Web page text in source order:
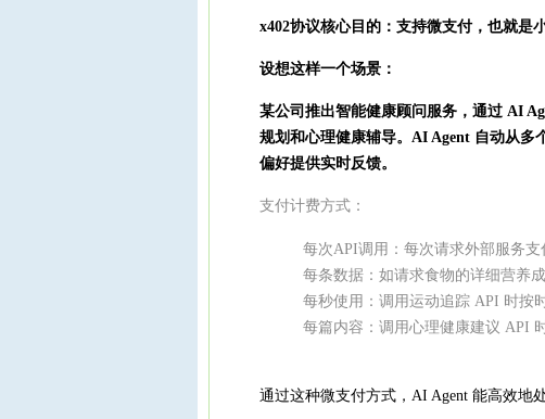
x402协议核心目的： 支持微支付，也就是
设想这样一个场景：
某公司推出智能健康顾问服务，通过 AI
规划和心理健康辅导。AI Agent 自动从多
偏好提供实时反馈。
支付计费方式：
每次API调用：每次请求外部服务支
每条数据：如请求食物的详细营养
每秒使用：调用运动追踪 API 时按
每篇内容：调用心理健康建议 API
通过这种微支付方式，AI Agent 能高效地